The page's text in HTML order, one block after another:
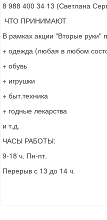
8 988 400 34 13 (Светлана
ЧТО ПРИНИМАЮТ
В рамках акции "Вторые руки"
+ одежда (любая в любом
+ обувь
+ игрушки
+ быт.техника
+ годные лекарства
и т.д.
ЧАСЫ РАБОТЫ:
9-18 ч. Пн-пт.
Перерыв с 13 до 14 ч.